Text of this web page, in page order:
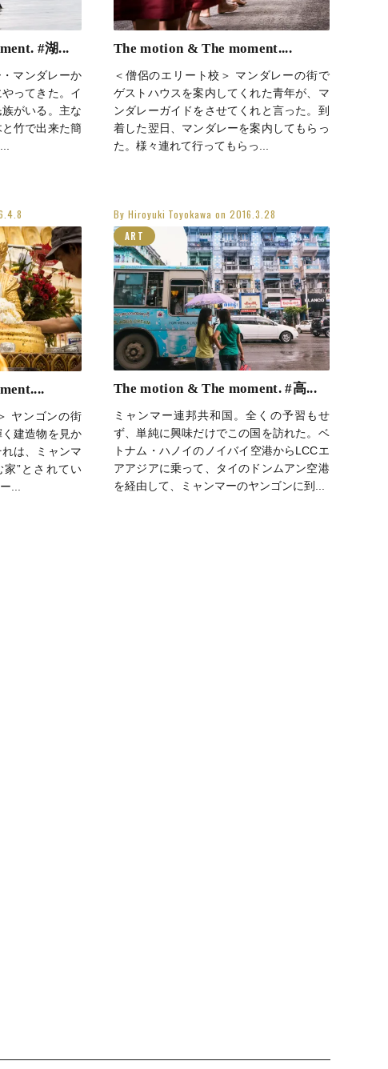
#湖...
マンダレーか
ってきた。イ
がいる。主な
竹で出来た簡
The motion & The moment....
＜僧侶のエリート校＞ マンダレーの街で
ゲストハウスを案内してくれた青年が、マ
ンダレーガイドをさせてくれと言った。到
着した翌日、マンダレーを案内してもらっ
た。様々連れて行ってもらっ...
ヤンゴンの街
建造物を見か
は、ミャンマ
”とされてい
...
By Hiroyuki Toyokawa on2016.3.28
ART
The motion & The moment. #高...
ミャンマー連邦共和国。全くの予習もせ
ず、単純に興味だけでこの国を訪れた。ベ
トナム・ハノイのノイバイ空港からLCCエ
アアジアに乗って、タイのドンムアン空港
を経由して、ミャンマーのヤンゴンに到...